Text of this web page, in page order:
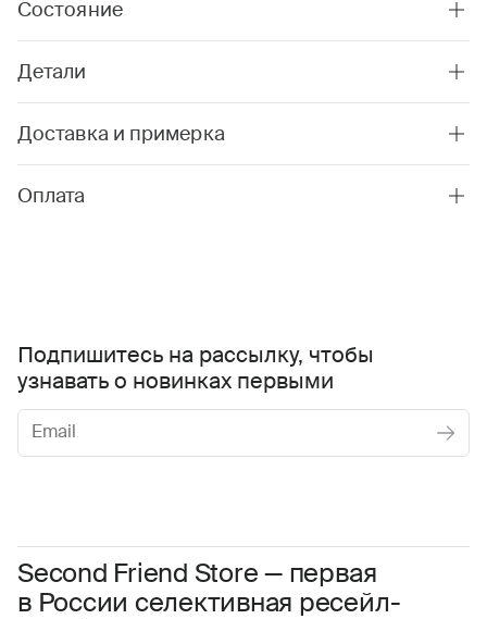
Состояние
Детали
Доставка и примерка
Оплата
Second Friend Store — первая
в России селективная ресейл-
Подпишитесь на рассылку, чтобы
узнавать о новинках первыми
Соглашаюсь с условиями Пользовательского соглашения
Даю согласие на получение рекламной информации.